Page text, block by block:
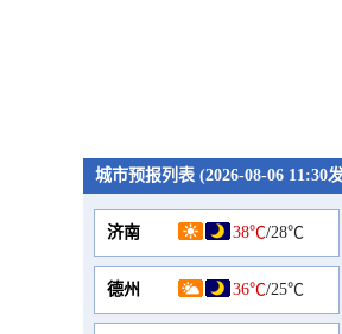
城市预报列表 (2026-08-06 11:30
济南 38℃/28℃
德州 36℃/25℃